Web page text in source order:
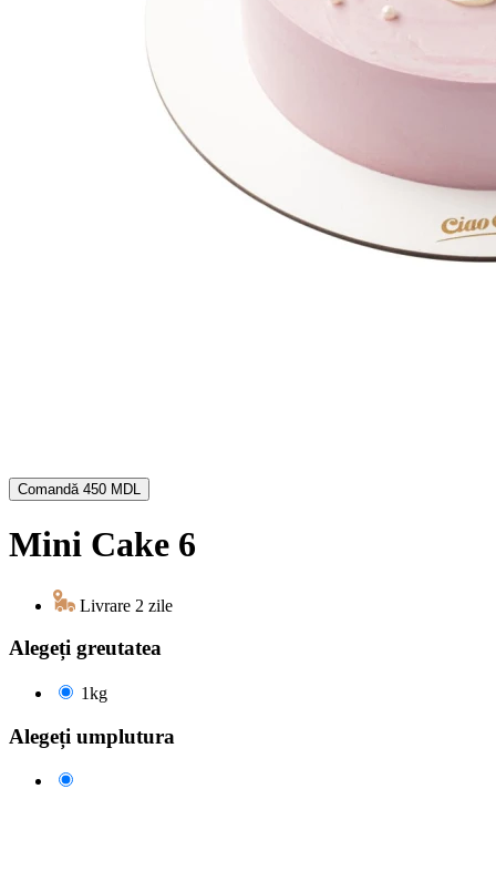
Comandă 450 MDL
Mini Cake 6
Livrare 2 zile
Alegeți greutatea
1kg
Alegeți umplutura